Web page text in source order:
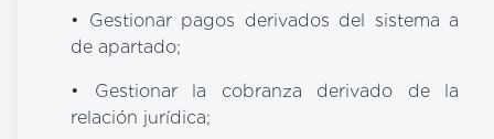
• Gestionar pagos derivados del sistema a
de apartado;
• Gestionar la cobranza derivado de la
relación jurídica;